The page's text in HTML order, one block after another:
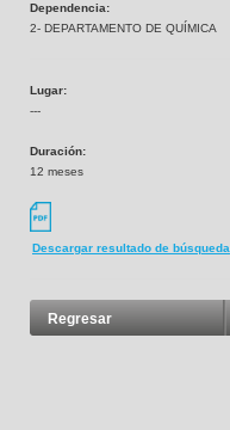
Dependencia:
2- DEPARTAMENTO DE QUÍMICA
Lugar:
---
Duración:
12 meses
Descargar resultado de búsqueda
Regresar